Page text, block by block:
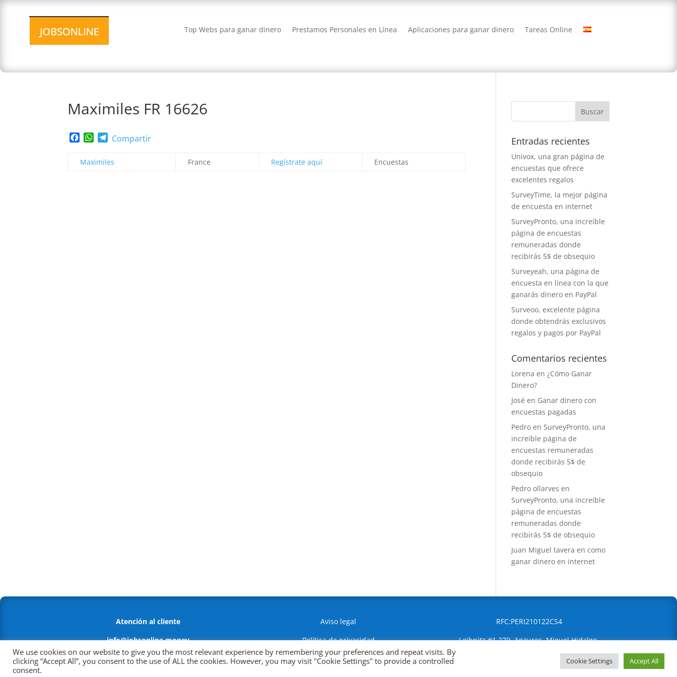
Top Webs para ganar dinero Prestamos Personales en Línea Aplicaciones para ganar dinero Tareas Online
Maximiles FR 16626
Facebook
WhatsApp
Telegram
Compartir
Maximiles France Regístrate aquí Encuestas
Entradas recientes
Univox, una gran página de
encuestas que ofrece
excelentes regalos
SurveyTime, la mejor página
de encuesta en internet
SurveyPronto, una increíble
página de encuestas
remuneradas donde
recibirás 5$ de obsequio
Surveyeah, una página de
encuesta en línea con la que
ganarás dinero en PayPal
Surveoo, excelente página
donde obtendrás exclusivos
regalos y pagos por PayPal
Comentarios recientes
Lorena en¿Cómo Ganar
Dinero?
José en Ganar dinero con
encuestas pagadas
Pedro enSurveyPronto, una
increíble página de
encuestas remuneradas
donde recibirás 5$ de
obsequio
Pedro ollarves en
SurveyPronto, una increíble
página de encuestas
remuneradas donde
recibirás 5$ de obsequio
Juan Miguel tavera encomo
ganar dinero en internet
Atención al cliente
info@jobsonline.money
Política antifraude
Aviso legal
Política de privacidad
Política de Cookies
RFC:PERI210122CS4
Leibnitz #1 270, Anzures, Miguel Hidalgo,
Ciudad de México, 11590
We use cookies on our website to give you the most relevant experience by remembering your preferences and repeat visits. By
clicking “Accept All”, you consent to the use of ALL the cookies. However, you may visit "Cookie Settings" to provide a controlled
consent.
Cookie Settings Accept All